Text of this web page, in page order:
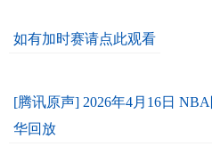
如有加时赛请点此观看
[腾讯原声] 2026年4月16日
华回放